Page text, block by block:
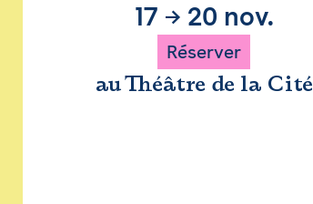
17 → 20 nov.
Réserver
au Théâtre de la Cité